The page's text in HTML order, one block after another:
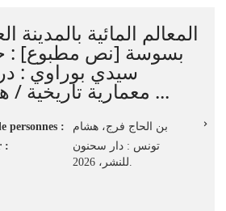
المعالم المائية بالمدينة
بسوسة [نص مطبوع] :
سيدي بوراوي :
معمارية تاريخية / هشام ...
personnes :
بن الحاج فرج، هشام
:
تونس : دار سحنون
للنشر، 2026.